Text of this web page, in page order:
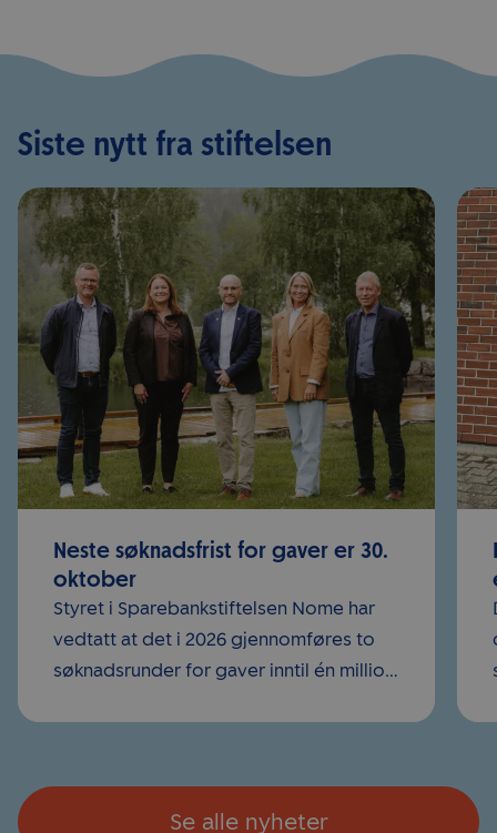
Siste nytt fra stiftelsen
Neste søknadsfrist for gaver er 30.
oktober
Styret i Sparebankstiftelsen Nome har
vedtatt at det i 2026 gjennomføres to
søknadsrunder for gaver inntil én million
Se alle nyheter